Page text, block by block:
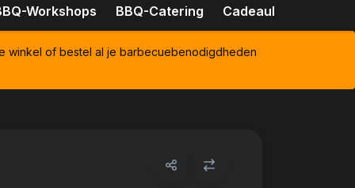
Workshops BBQ-Catering Cadeaubonnen
winkel of bestel al je barbecuebenodigdheden